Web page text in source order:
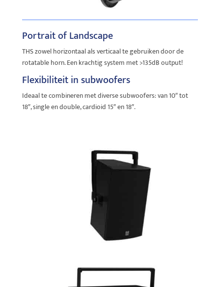
Portrait of Landscape
THS zowel horizontaal als verticaal te gebruiken door de
rotatable horn. Een krachtig system met >135dB output!
Flexibiliteit in subwoofers
Ideaal te combineren met diverse subwoofers: van 10″ tot
18″, single en double, cardioid 15″ en 18″.